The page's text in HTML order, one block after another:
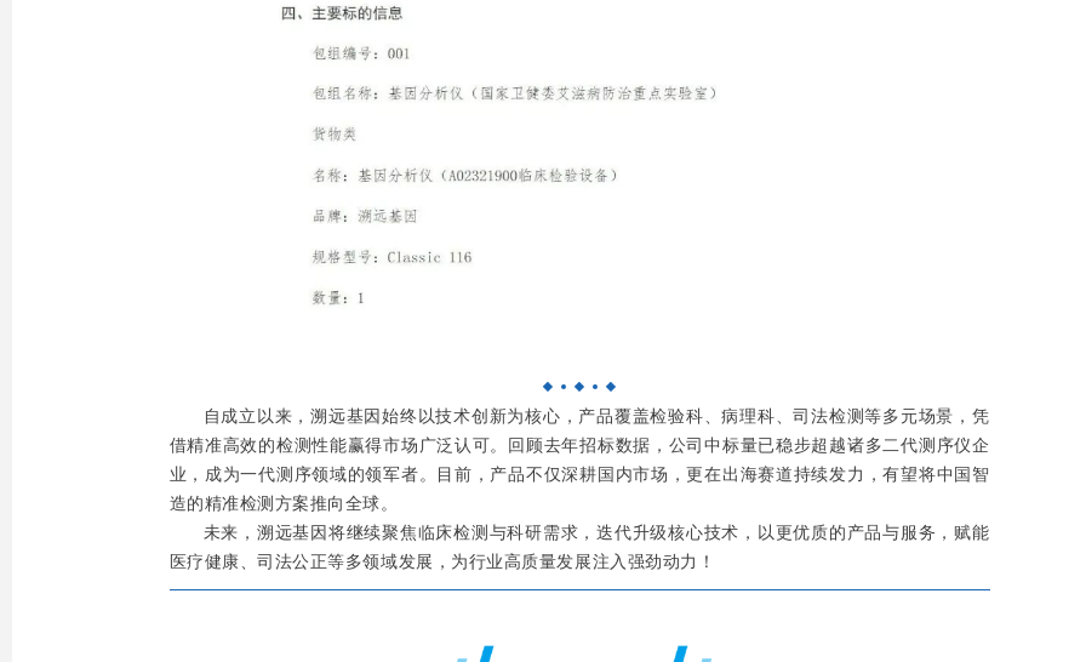
自成立以来，溯远基因始终以技术创新为核心，产品覆盖检验科、病理科、司法检测等多元场景，凭
借精准高效的检测性能赢得市场广泛认可。回顾去年招标数据，公司中标量已稳步超越诸多二代测序仪企
业，成为一代测序领域的领军者。目前，产品不仅深耕国内市场，更在出海赛道持续发力，有望将中国智
造的精准检测方案推向全球。
未来，溯远基因将继续聚焦临床检测与科研需求，迭代升级核心技术，以更优质的产品与服务，赋能
医疗健康、司法公正等多领域发展，为行业高质量发展注入强劲动力！